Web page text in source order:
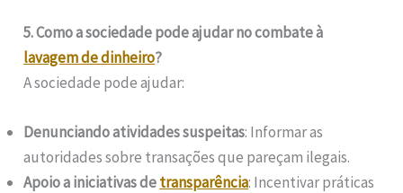
5. Como a sociedade pode ajudar no combate à
lavagem de dinheiro?
A sociedade pode ajudar:
Denunciando atividades suspeitas: Informar as
autoridades sobre transações que pareçam ilegais.
Apoio a iniciativas detransparência: Incentivar práticas